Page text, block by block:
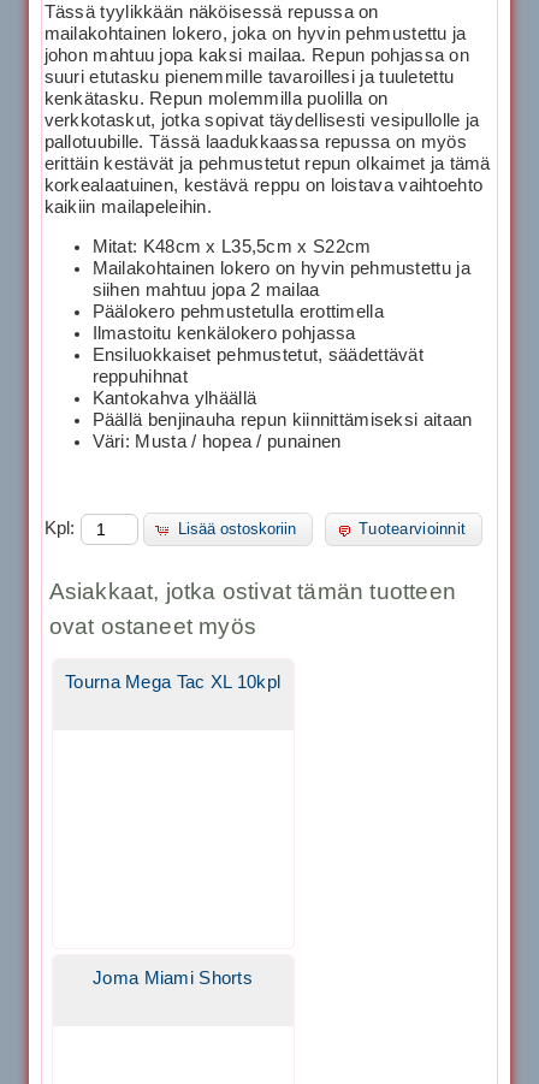
Tässä tyylikkään näköisessä repussa on
mailakohtainen lokero, joka on hyvin pehmustettu ja
johon mahtuu jopa kaksi mailaa. Repun pohjassa on
suuri etutasku pienemmille tavaroillesi ja tuuletettu
kenkätasku. Repun molemmilla puolilla on
verkkotaskut, jotka sopivat täydellisesti vesipullolle ja
pallotuubille. Tässä laadukkaassa repussa on myös
erittäin kestävät ja pehmustetut repun olkaimet ja tämä
korkealaatuinen, kestävä reppu on loistava vaihtoehto
kaikiin mailapeleihin.
Mitat: K48cm x L35,5cm x S22cm
Mailakohtainen lokero on hyvin pehmustettu ja
siihen mahtuu jopa 2 mailaa
Päälokero pehmustetulla erottimella
Ilmastoitu kenkälokero pohjassa
Ensiluokkaiset pehmustetut, säädettävät
reppuhihnat
Kantokahva ylhäällä
Päällä benjinauha repun kiinnittämiseksi aitaan
Väri: Musta / hopea / punainen
Kpl: Lisää ostoskoriin Tuotearvioinnit
Asiakkaat, jotka ostivat tämän tuotteen
ovat ostaneet myös
Tourna Mega Tac XL 10kpl
Joma Miami Shorts